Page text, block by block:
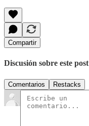
Compartir
Discusión sobre este post
Comentarios Restacks